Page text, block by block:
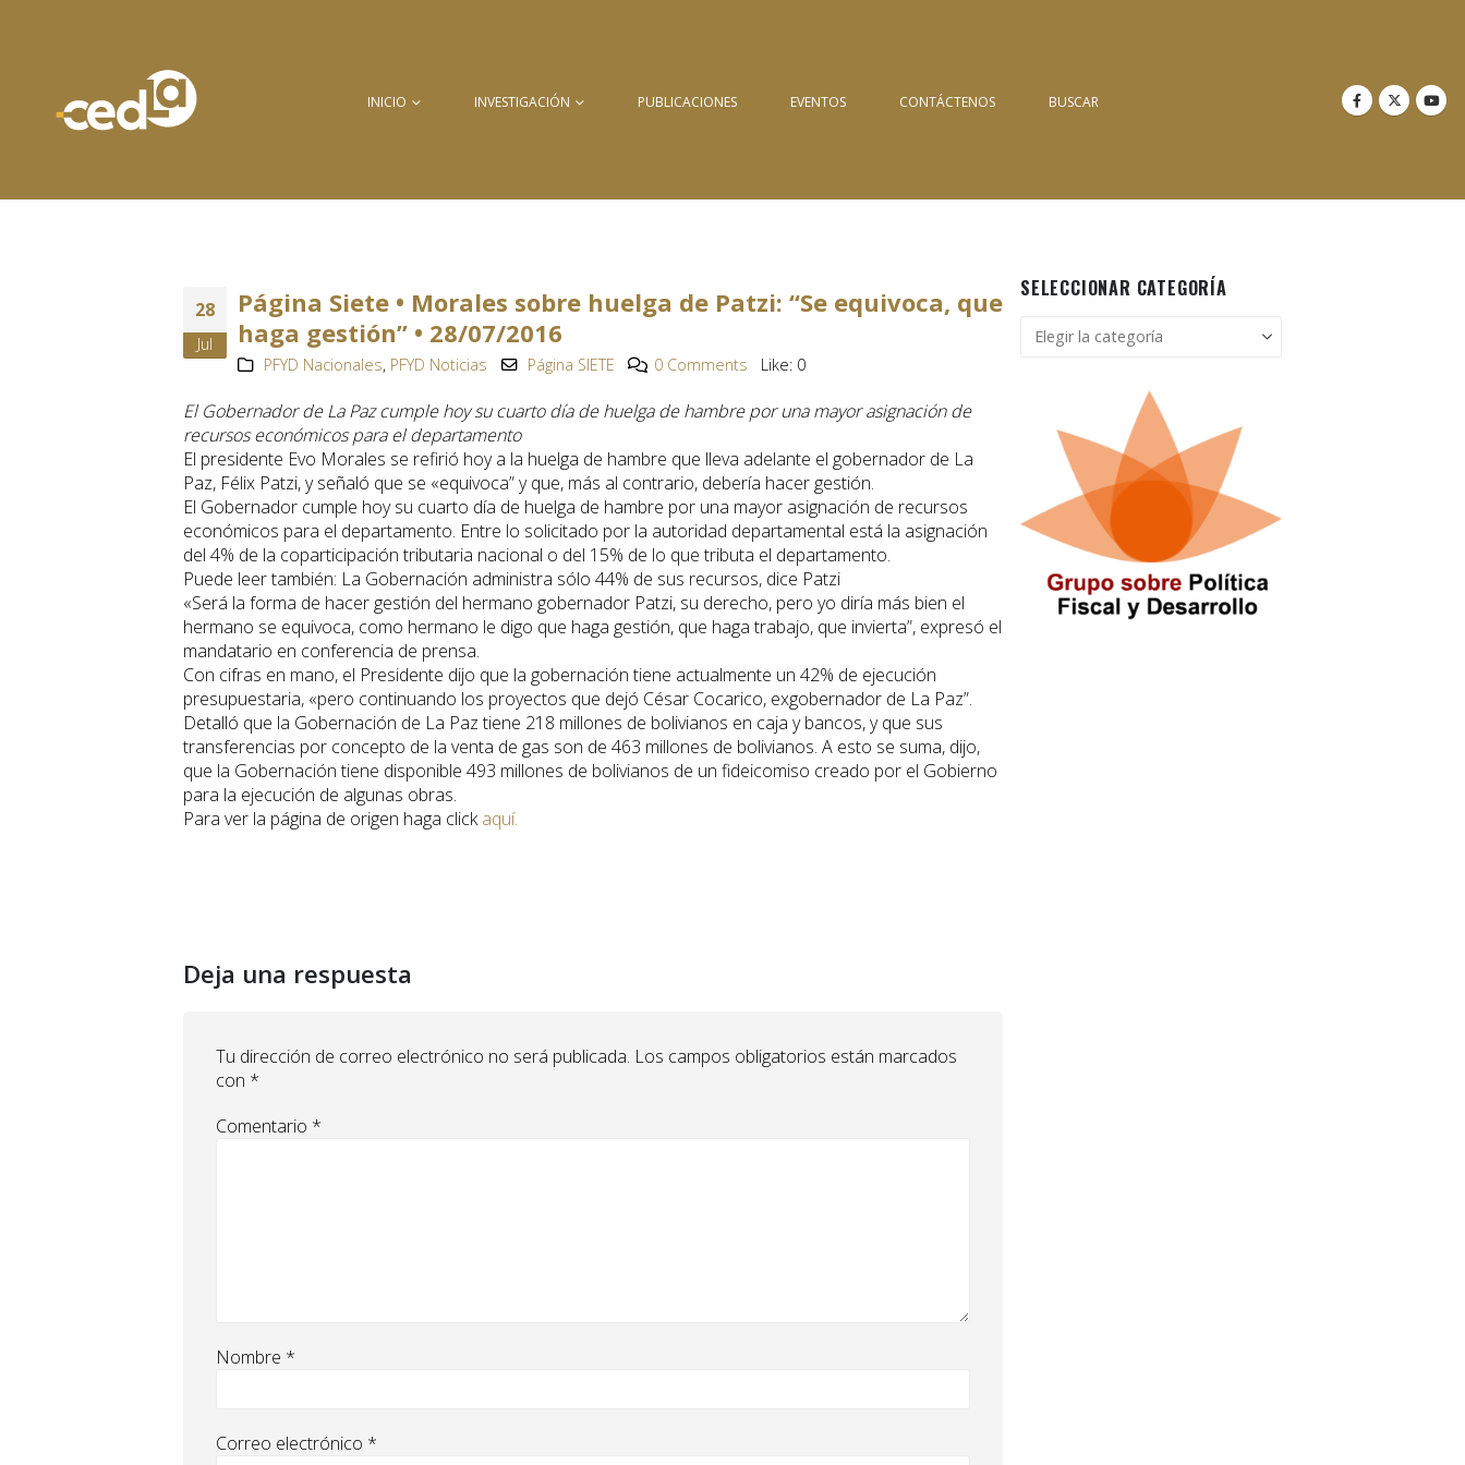
INICIO INVESTIGACIÓN PUBLICACIONES EVENTOS CONTÁCTENOS BUSCAR
28
Jul
Página Siete • Morales sobre huelga de Patzi: “Se equivoca, que
haga gestión” • 28/07/2016
PFYD Nacionales, PFYD Noticias Página SIETE 0 Comments Like: 0
El Gobernador de La Paz cumple hoy su cuarto día de huelga de hambre por una mayor asignación de
recursos económicos para el departamento
El presidente Evo Morales se refirió hoy a la huelga de hambre que lleva adelante el gobernador de La
Paz, Félix Patzi, y señaló que se «equivoca” y que, más al contrario, debería hacer gestión.
El Gobernador cumple hoy su cuarto día de huelga de hambre por una mayor asignación de recursos
económicos para el departamento. Entre lo solicitado por la autoridad departamental está la asignación
del 4% de la coparticipación tributaria nacional o del 15% de lo que tributa el departamento.
Puede leer también: La Gobernación administra sólo 44% de sus recursos, dice Patzi
«Será la forma de hacer gestión del hermano gobernador Patzi, su derecho, pero yo diría más bien el
hermano se equivoca, como hermano le digo que haga gestión, que haga trabajo, que invierta”, expresó el
mandatario en conferencia de prensa.
Con cifras en mano, el Presidente dijo que la gobernación tiene actualmente un 42% de ejecución
presupuestaria, «pero continuando los proyectos que dejó César Cocarico, exgobernador de La Paz”.
Detalló que la Gobernación de La Paz tiene 218 millones de bolivianos en caja y bancos, y que sus
transferencias por concepto de la venta de gas son de 463 millones de bolivianos. A esto se suma, dijo,
que la Gobernación tiene disponible 493 millones de bolivianos de un fideicomiso creado por el Gobierno
para la ejecución de algunas obras.
Para ver la página de origen haga clickaquí.
Deja una respuesta
Tu dirección de correo electrónico no será publicada. Los campos obligatorios están marcados
con *
Comentario *
Nombre *
Correo electrónico *
SELECCIONAR CATEGORÍA
Seleccionar
categoría